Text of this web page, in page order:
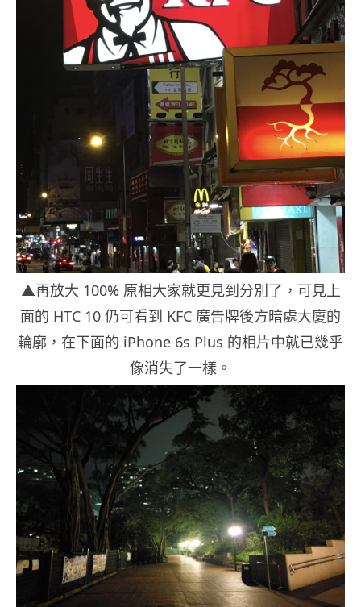
▲再放大 100% 原相大家就更見到分別了，可見上
面的 HTC 10 仍可看到 KFC 廣告牌後方暗處大廈的
輪廓，在下面的 iPhone 6s Plus 的相片中就已幾乎
像消失了一樣。